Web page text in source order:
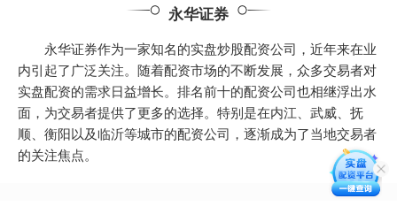
永华证券
永华证券作为一家知名的实盘炒股配资公司，近年来在业
内引起了广泛关注。随着配资市场的不断发展，众多交易者对
实盘配资的需求日益增长。排名前十的配资公司也相继浮出水
面，为交易者提供了更多的选择。特别是在内江、武威、抚
顺、衡阳以及临沂等城市的配资公司，逐渐成为了当地交易者
的关注焦点。